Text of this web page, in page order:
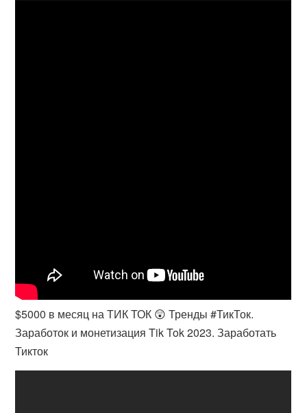
$5000 в месяц на ТИК ТОК 😲 Тренды #ТикТок.
Заработок и монетизация Tik Tok 2023. Заработать
Тикток